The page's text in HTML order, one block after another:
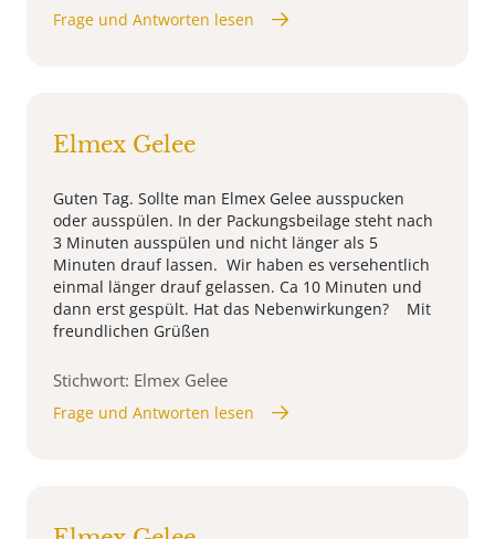
Frage und Antworten lesen
Elmex Gelee
Guten Tag. Sollte man Elmex Gelee ausspucken
oder ausspülen. In der Packungsbeilage steht nach
3 Minuten ausspülen und nicht länger als 5
Minuten drauf lassen. Wir haben es versehentlich
einmal länger drauf gelassen. Ca 10 Minuten und
dann erst gespült. Hat das Nebenwirkungen? Mit
freundlichen Grüßen
Stichwort: Elmex Gelee
Frage und Antworten lesen